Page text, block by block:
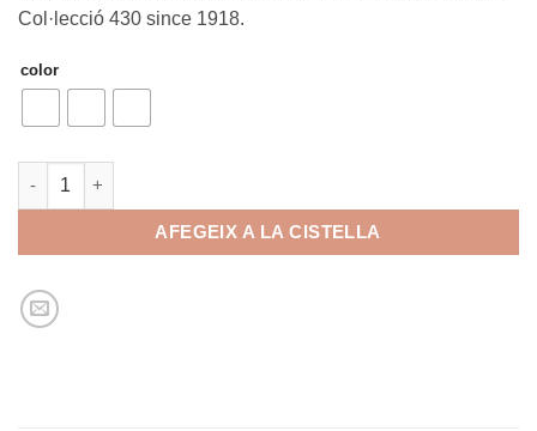
Col·lecció 430 since 1918.
color
quantitat de Cadenat amb tancament de combinació
AFEGEIX A LA CISTELLA